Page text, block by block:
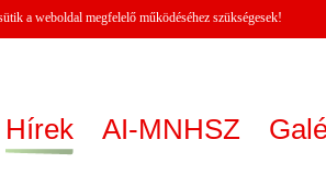
a weboldal megfelelő működéséhez szükségesek!
Hírek AI-MNHSZ